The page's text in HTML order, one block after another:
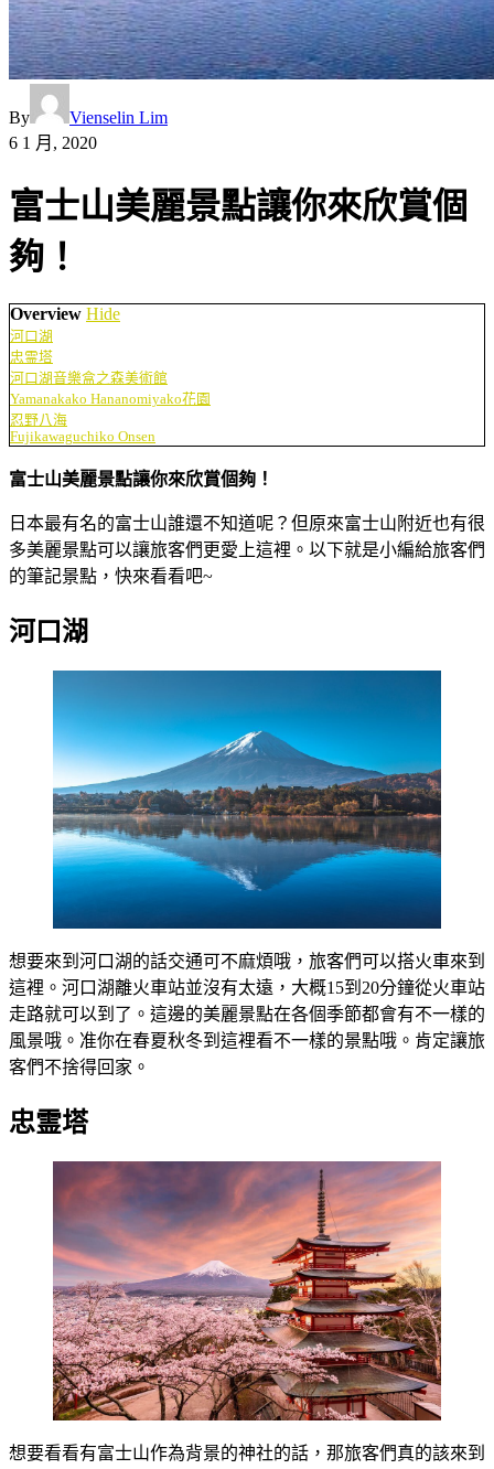
By
Vienselin Lim
6 1 月, 2020
富士山美麗景點讓你來欣賞個
夠！
Overview Hide
河口湖
忠霊塔
河口湖音樂盒之森美術館
Yamanakako Hananomiyako花園
忍野八海
Fujikawaguchiko Onsen
富士山美麗景點讓你來欣賞個夠！
日本最有名的富士山誰還不知道呢？但原來富士山附近也有很
多美麗景點可以讓旅客們更愛上這裡。以下就是小編給旅客們
的筆記景點，快來看看吧~
河口湖
想要來到河口湖的話交通可不麻煩哦，旅客們可以搭火車來到
這裡。河口湖離火車站並沒有太遠，大概15到20分鐘從火車站
走路就可以到了。這邊的美麗景點在各個季節都會有不一樣的
風景哦。准你在春夏秋冬到這裡看不一樣的景點哦。肯定讓旅
客們不捨得回家。
忠霊塔
想要看看有富士山作為背景的神社的話，那旅客們真的該來到